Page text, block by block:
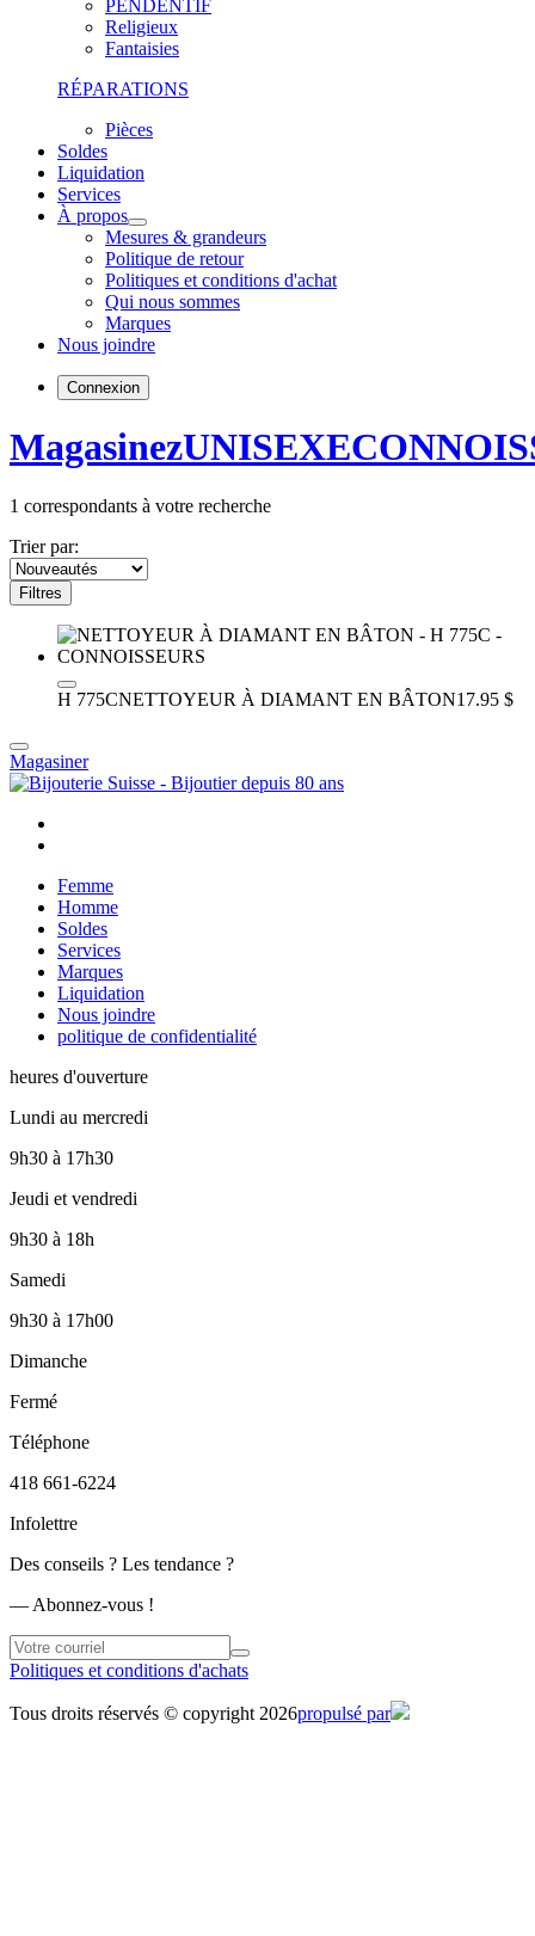
PENDENTIF
Religieux
Fantaisies
RÉPARATIONS
Pièces
Soldes
Liquidation
Services
À propos
Mesures & grandeurs
Politique de retour
Politiques et conditions d'achat
Qui nous sommes
Marques
Nous joindre
Connexion
MagasinezUNISEXE
1 correspondants à votre recherche
Trier par:
Filtres
H 775CNETTOYEUR À DIAMANT EN BÂTON17.95 $
Magasiner
Femme
Homme
Soldes
Services
Marques
Liquidation
Nous joindre
politique de confidentialité
heures d'ouverture
Lundi au mercredi
9h30 à 17h30
Jeudi et vendredi
9h30 à 18h
Samedi
9h30 à 17h00
Dimanche
Fermé
Téléphone
418 661-6224
Infolettre
Des conseils ? Les tendance ?
― Abonnez-vous !
Politiques et conditions d'achats
Tous droits réservés © copyright 2026propulsé par